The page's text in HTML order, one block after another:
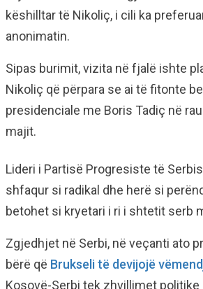
këshilltar të Nikoliç, i cili ka
anonimatin.
Sipas burimit, vizita në fjalë ishte
Nikoliç që përpara se ai të fitonte
presidenciale me Boris Tadiç në
majit.
Lideri i Partisë Progresiste të
shfaqur si radikal dhe herë si
betohet si kryetari i ri i shtetit serb
Zgjedhjet në Serbi, në veçanti ato
bërë që Brukseli të devijojë
Kosovë-Serbi tek zhvillimet politike